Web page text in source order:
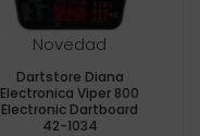
Novedad
Dartstore Diana
Electronica Viper 800
Electronic Dartboard
42-1034